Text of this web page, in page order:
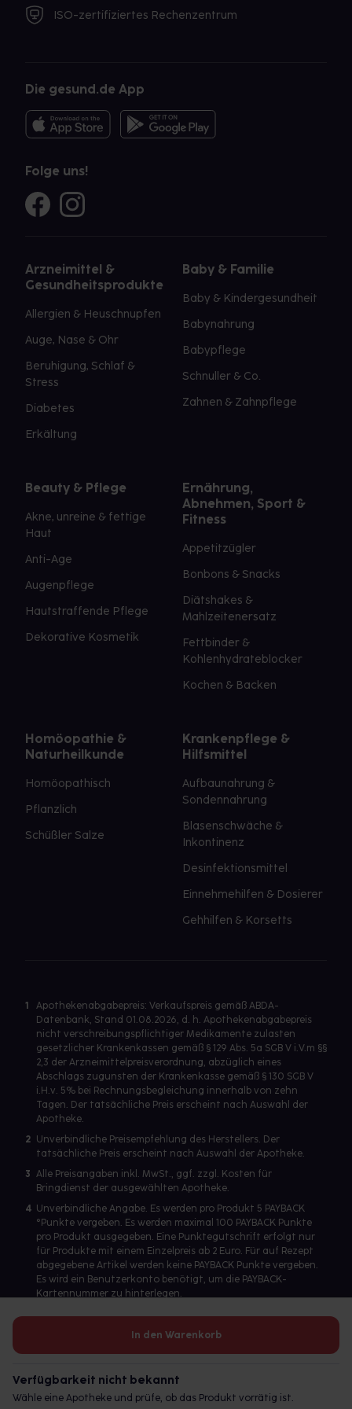
In den Warenkorb
Verfügbarkeit nicht bekannt
Wähle eine Apotheke und prüfe, ob das Produkt vorrätig ist.
ISO-zertifiziertes Rechenzentrum
Die gesund.de App
Folge uns!
Arzneimittel &
Gesundheitsprodukte
Allergien & Heuschnupfen
Auge, Nase & Ohr
Beruhigung, Schlaf &
Stress
Diabetes
Erkältung
Baby & Familie
Baby & Kindergesundheit
Babynahrung
Babypflege
Schnuller & Co.
Zahnen & Zahnpflege
Beauty & Pflege
Akne, unreine & fettige
Haut
Anti-Age
Augenpflege
Hautstraffende Pflege
Dekorative Kosmetik
Ernährung,
Abnehmen, Sport &
Fitness
Appetitzügler
Bonbons & Snacks
Diätshakes &
Mahlzeitenersatz
Fettbinder &
Kohlenhydrateblocker
Kochen & Backen
Homöopathie &
Naturheilkunde
Homöopathisch
Pflanzlich
Schüßler Salze
Krankenpflege &
Hilfsmittel
Aufbaunahrung &
Sondennahrung
Blasenschwäche &
Inkontinenz
Desinfektionsmittel
Einnehmehilfen & Dosierer
Gehhilfen & Korsetts
1
Apothekenabgabepreis: Verkaufspreis gemäß ABDA-
Datenbank, Stand 01.08.2026, d. h. Apothekenabgabepreis
nicht verschreibungspflichtiger Medikamente zulasten
gesetzlicher Krankenkassen gemäß § 129 Abs. 5a SGB V i.V.m §§
2,3 der Arzneimittelpreisverordnung, abzüglich eines
Abschlags zugunsten der Krankenkasse gemäß § 130 SGB V
i.H.v. 5% bei Rechnungsbegleichung innerhalb von zehn
Tagen. Der tatsächliche Preis erscheint nach Auswahl der
Apotheke.
2 Unverbindliche Preisempfehlung des Herstellers. Der
tatsächliche Preis erscheint nach Auswahl der Apotheke.
3 Alle Preisangaben inkl. MwSt., ggf. zzgl. Kosten für
Bringdienst der ausgewählten Apotheke.
4 Unverbindliche Angabe. Es werden pro Produkt 5 PAYBACK
°Punkte vergeben. Es werden maximal 100 PAYBACK Punkte
pro Produkt ausgegeben. Eine Punktegutschrift erfolgt nur
für Produkte mit einem Einzelpreis ab 2 Euro. Für auf Rezept
abgegebene Artikel werden keine PAYBACK Punkte vergeben.
Es wird ein Benutzerkonto benötigt, um die PAYBACK-
Kartennummer zu hinterlegen.
Betreiber des Portals und verantwortlich: gesund.de GmbH &
© 2026 gesund.de GmbH & Co. KG